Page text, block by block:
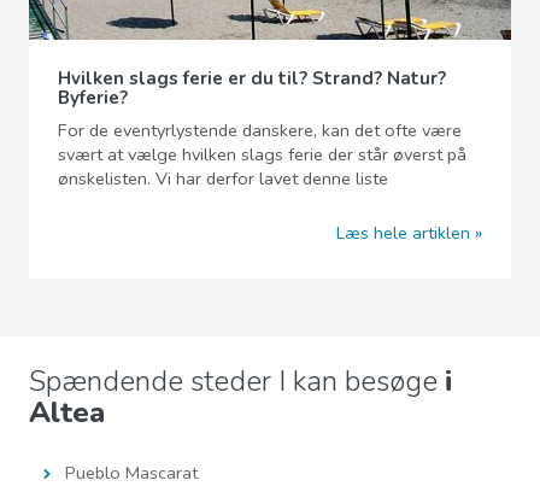
Hvilken slags ferie er du til? Strand? Natur?
Byferie?
For de eventyrlystende danskere, kan det ofte være
svært at vælge hvilken slags ferie der står øverst på
ønskelisten. Vi har derfor lavet denne liste
Læs hele artiklen
Spændende steder I kan besøge i
Altea
Pueblo Mascarat